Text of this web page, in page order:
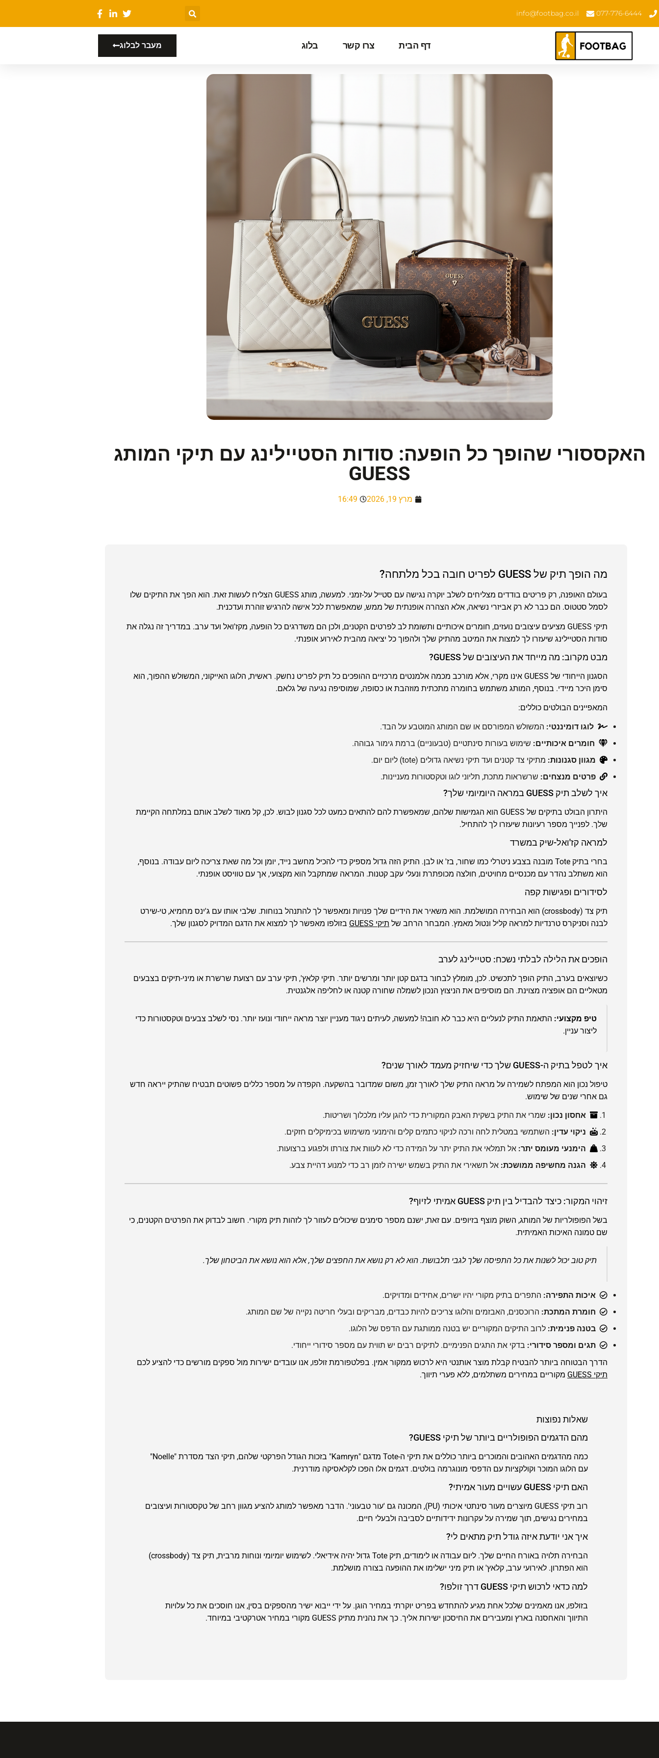
077-776-6444
info@footbag.co.il
דף הבית צרו קשר בלוג מעבר לבלוג
האקססורי שהופך כל הופעה: סודות הסטיילינג עם תיקי המותג
GUESS
מרץ 19, 2026 16:49
מה הופך תיק של GUESS לפריט חובה בכל מלתחה?
בעולם האופנה, רק פריטים בודדים מצליחים לשלב יוקרה נגישה עם סטייל על-זמני. למעשה, מותג GUESS הצליח לעשות זאת. הוא הפך את התיקים שלו
לסמל סטטוס. הם כבר לא רק אביזרי נשיאה, אלא הצהרה אופנתית של ממש, שמאפשרת לכל אישה להרגיש זוהרת ועדכנית.
תיקי GUESS מציעים עיצובים נועזים, חומרים איכותיים ותשומת לב לפרטים הקטנים, ולכן הם משדרגים כל הופעה, מקז'ואל ועד ערב. במדריך זה נגלה את
סודות הסטיילינג שיעזרו לך למצות את המיטב מהתיק שלך ולהפוך כל יציאה מהבית לאירוע אופנתי.
מבט מקרוב: מה מייחד את העיצובים של GUESS?
הסגנון הייחודי של GUESS אינו מקרי, אלא מורכב מכמה אלמנטים מרכזיים ההופכים כל תיק לפריט נחשק. ראשית, הלוגו האייקוני, המשולש ההפוך, הוא
סימן היכר מיידי. בנוסף, המותג משתמש בחומרה מתכתית מוזהבת או כסופה, שמוסיפה נגיעה של גלאם.
המאפיינים הבולטים כוללים:
לוגו דומיננטי: המשולש המפורסם או שם המותג המוטבע על הבד.
חומרים איכותיים: שימוש בעורות סינתטיים (טבעוניים) ברמת גימור גבוהה.
מגוון סגנונות: מתיקי צד קטנים ועד תיקי נשיאה גדולים (tote) ליום יום.
פרטים מנצחים: שרשראות מתכת, תליוני לוגו וטקסטורות מעניינות.
איך לשלב תיק GUESS במראה היומיומי שלך?
היתרון הבולט בתיקים של GUESS הוא הגמישות שלהם, שמאפשרת להם להתאים כמעט לכל סגנון לבוש. לכן, קל מאוד לשלב אותם במלתחה הקיימת
שלך. לפנייך מספר רעיונות שיעזרו לך להתחיל.
למראה קז'ואל-שיק במשרד
בחרי בתיק Tote מובנה בצבע ניטרלי כמו שחור, בז' או לבן. התיק הזה גדול מספיק כדי להכיל מחשב נייד, יומן וכל מה שאת צריכה ליום עבודה. בנוסף,
הוא משתלב נהדר עם מכנסיים מחויטים, חולצה מכופתרת ונעלי עקב קטנות. המראה שמתקבל הוא מקצועי, אך עם טוויסט אופנתי.
לסידורים ופגישות קפה
תיק צד (crossbody) הוא הבחירה המושלמת. הוא משאיר את הידיים שלך פנויות ומאפשר לך להתנהל בנוחות. שלבי אותו עם ג'ינס מחמיא, טי-שירט
לבנה וסניקרס טרנדיות למראה קליל ונטול מאמץ. המבחר הרחב של תיקי GUESS בזולפו מאפשר לך למצוא את הדגם המדויק לסגנון שלך.
הופכים את הלילה לבלתי נשכח: סטיילינג לערב
כשיוצאים בערב, התיק הופך לתכשיט. לכן, מומלץ לבחור בדגם קטן יותר ומרשים יותר. תיקי קלאץ', תיקי ערב עם רצועת שרשרת או מיני-תיקים בצבעים
מטאליים הם אופציה מצוינת. הם מוסיפים את הניצוץ הנכון לשמלה שחורה קטנה או לחליפה אלגנטית.
טיפ מקצועי: התאמת התיק לנעליים היא כבר לא חובה! למעשה, לעיתים ניגוד מעניין יוצר מראה ייחודי ונועז יותר. נסי לשלב צבעים וטקסטורות כדי
ליצור עניין.
איך לטפל בתיק ה-GUESS שלך כדי שיחזיק מעמד לאורך שנים?
טיפול נכון הוא המפתח לשמירה על מראה התיק שלך לאורך זמן, משום שמדובר בהשקעה. הקפדה על מספר כללים פשוטים תבטיח שהתיק ייראה חדש
גם אחרי שנים של שימוש.
אחסון נכון: שמרי את התיק בשקית האבק המקורית כדי להגן עליו מלכלוך ושריטות.
ניקוי עדין: השתמשי במטלית לחה ורכה לניקוי כתמים קלים והימנעי משימוש בכימיקלים חזקים.
הימנעי מעומס יתר: אל תמלאי את התיק יתר על המידה כדי לא לעוות את צורתו ולפגוע ברצועות.
הגנה מחשיפה ממושכת: אל תשאירי את התיק בשמש ישירה לזמן רב כדי למנוע דהיית צבע.
זיהוי המקור: כיצד להבדיל בין תיק GUESS אמיתי לזיוף?
בשל הפופולריות של המותג, השוק מוצף בזיופים. עם זאת, ישנם מספר סימנים שיכולים לעזור לך לזהות תיק מקורי. חשוב לבדוק את הפרטים הקטנים, כי
שם טמונה האיכות האמיתית.
תיק טוב יכול לשנות את כל התפיסה שלך לגבי תלבושת. הוא לא רק נושא את החפצים שלך, אלא הוא נושא את הביטחון שלך.
איכות התפירה: התפרים בתיק מקורי יהיו ישרים, אחידים ומדויקים.
חומרת המתכת: הרוכסנים, האבזמים והלוגו צריכים להיות כבדים, מבריקים ובעלי חריטה נקייה של שם המותג.
בטנה פנימית: לרוב התיקים המקוריים יש בטנה ממותגת עם הדפס של הלוגו.
תגים ומספר סידורי: בדקי את התגים הפנימיים. לתיקים רבים יש תווית עם מספר סידורי ייחודי.
הדרך הבטוחה ביותר להבטיח קבלת מוצר אותנטי היא לרכוש ממקור אמין. בפלטפורמת זולפו, אנו עובדים ישירות מול ספקים מורשים כדי להציע לכם
תיקי GUESS
מקוריים במחירים משתלמים, ללא פערי תיווך.
שאלות נפוצות
מהם הדגמים הפופולריים ביותר של תיקי GUESS?
כמה מהדגמים האהובים והמוכרים ביותר כוללים את תיקי ה-Tote מדגם "Kamryn" בזכות הגודל הפרקטי שלהם, תיקי הצד מסדרת "Noelle"
עם הלוגו המוכר וקולקציות עם הדפסי מונוגרמה בולטים. דגמים אלו הפכו לקלאסיקה מודרנית.
האם תיקי GUESS עשויים מעור אמיתי?
רוב תיקי GUESS מיוצרים מעור סינתטי איכותי (PU), המכונה גם 'עור טבעוני'. הדבר מאפשר למותג להציע מגוון רחב של טקסטורות ועיצובים
במחירים נגישים, תוך שמירה על עקרונות ידידותיים לסביבה ולבעלי חיים.
איך אני יודעת איזה גודל תיק מתאים לי?
הבחירה תלויה באורח החיים שלך. ליום עבודה או לימודים, תיק Tote גדול יהיה אידיאלי. לשימוש יומיומי ונוחות מרבית, תיק צד (crossbody)
הוא הפתרון. לאירועי ערב, קלאץ' או תיק מיני ישלימו את ההופעה בצורה מושלמת.
למה כדאי לרכוש תיקי GUESS דרך זולפו?
בזולפו, אנו מאמינים שלכל אחת מגיע להתחדש בפריט יוקרתי במחיר הוגן. על ידי ייבוא ישיר מהספקים בסין, אנו חוסכים את כל עלויות
התיווך והאחסנה בארץ ומעבירים את החיסכון ישירות אליך. כך את נהנית מתיק GUESS מקורי במחיר אטרקטיבי במיוחד.